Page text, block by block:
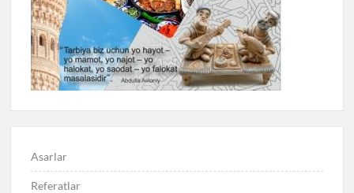
Asarlar
Referatlar